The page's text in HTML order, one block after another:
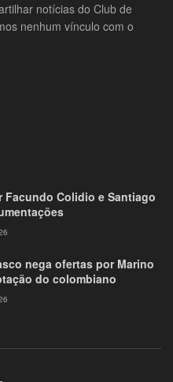
notícias do Club de
nenhum vínculo com o
Facundo Colidio e Santiago
nega ofertas por Marino
do colombiano